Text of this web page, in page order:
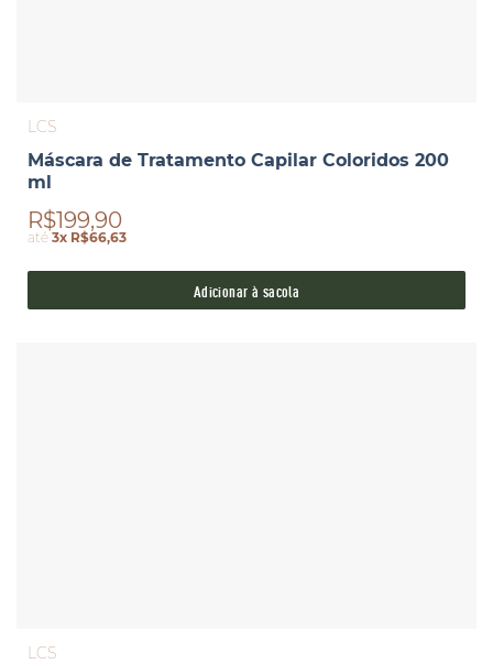
LCS
Máscara de Tratamento Capilar Coloridos 200
ml
R$199,90
até3x R$66,63
Adicionar à sacola
LCS